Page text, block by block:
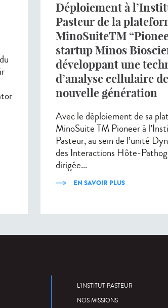
Déploiement à
Pasteur de la
MinoSuiteTM
startup Minos
développant une
d’analyse cellulaire de
nouvelle génération
Avec le déploiement de sa
MinoSuite TM Pioneer à
Pasteur, au sein de l’unité
des Interactions Hôte-
dirigée...
EN SAVOIR PLUS
L'INSTITUT PASTEUR
NOS MISSIONS